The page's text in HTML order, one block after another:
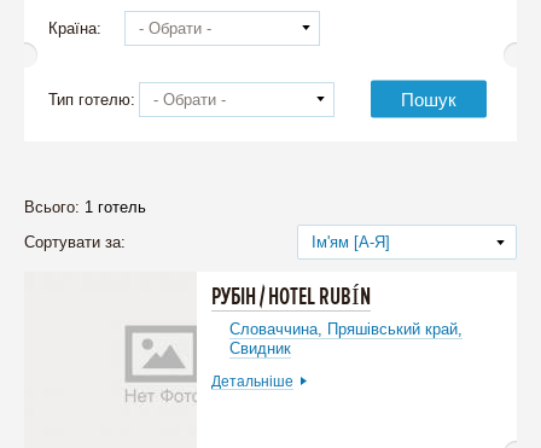
Країна: - Обрати -
Тип готелю: - Обрати - Пошук
Всього: 1 готель
Сортувати за:
Ім'ям [А-Я]
РУБІН / HOTEL RUBÍN
Словаччина, Пряшівський край,
Свидник
Детальніше